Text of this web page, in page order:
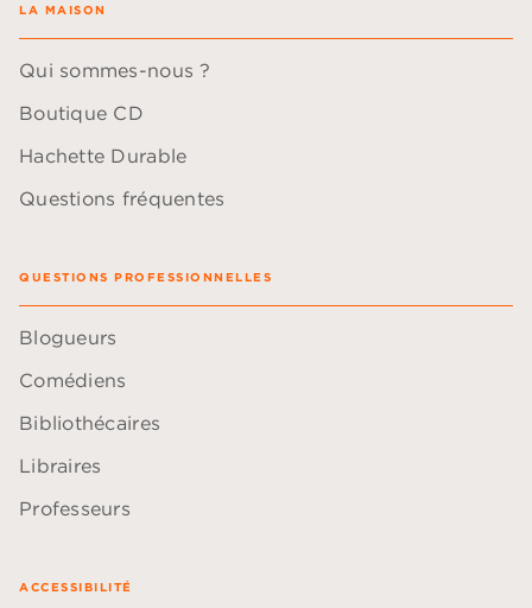
LA MAISON
Qui sommes-nous ?
Boutique CD
Hachette Durable
Questions fréquentes
QUESTIONS PROFESSIONNELLES
Blogueurs
Comédiens
Bibliothécaires
Libraires
Professeurs
ACCESSIBILITÉ